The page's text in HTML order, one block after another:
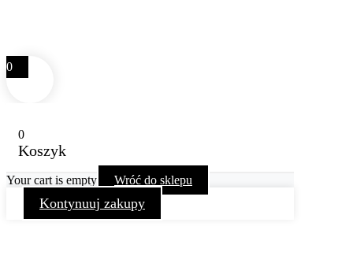
0
0
Koszyk
Your cart is empty Wróć do sklepu
Kontynuuj zakupy